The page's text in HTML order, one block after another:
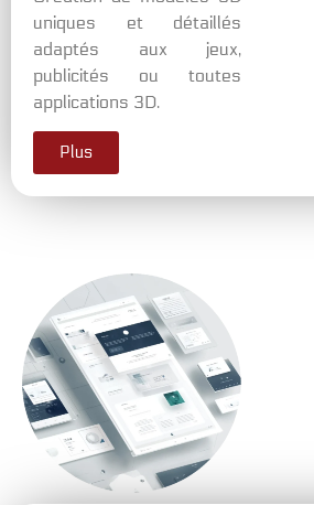
uniques et détaillés
adaptés aux jeux,
publicités ou toutes
applications 3D.
Plus